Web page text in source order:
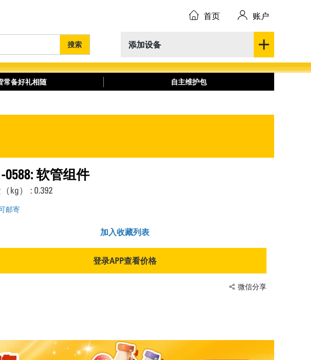
添加设备
搜索
首页 账户
常备好礼相随 自主维护包
0588: 软管组件
kg） : 0.392
邮寄
加入收藏列表
登录APP查看价格
微信分享